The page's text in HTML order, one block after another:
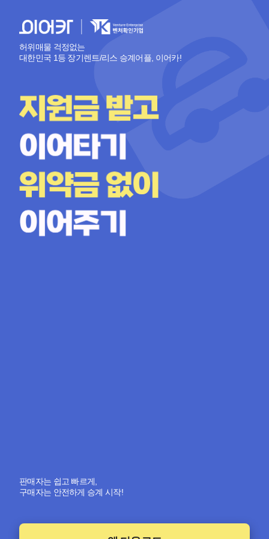
허위매물 걱정없는
대한민국 1등 장기렌트/리스 승계어플, 이어카!
판매자는 쉽고 빠르게,
구매자는 안전하게 승계 시작!